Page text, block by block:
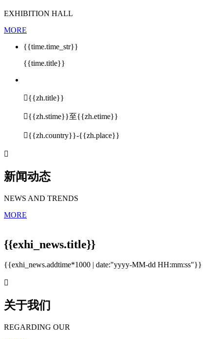
EXHIBITION HALL
MORE
{{time.time_str}}
{{time.title}}
{{zh.title}}
{{zh.stime}}至{{zh.etime}}
{{zh.country}}-{{zh.place}}

新闻动态
NEWS AND TRENDS
MORE
{{exhi_news.title}}
{{exhi_news.addtime*1000 | date:"yyyy-MM-dd HH:mm:ss"}}

关于我们
REGARDING OUR